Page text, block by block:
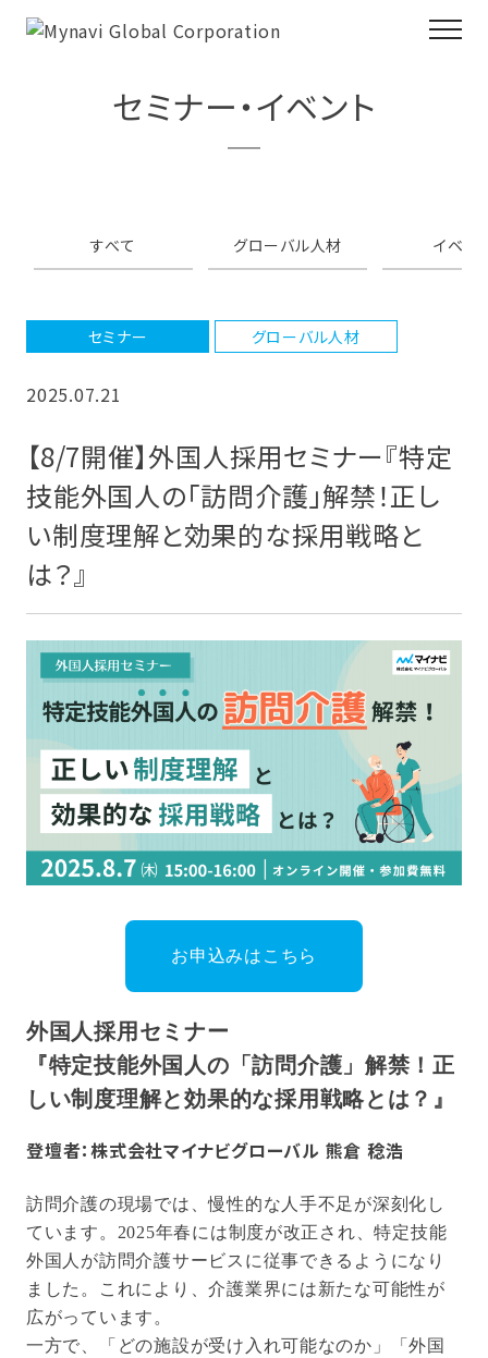
セミナー・イベント
すべて グローバル人材 イベン
セミナー グローバル人材
2025.07.21
【8/7開催】外国人採用セミナー『特定
技能外国人の「訪問介護」解禁！正し
い制度理解と効果的な採用戦略と
は？』
お申込みはこちら
外国人採用セミナー
『特定技能外国人の「訪問介護」解禁！正
しい制度理解と効果的な採用戦略とは？』
登壇者：株式会社マイナビグローバル 熊倉 稔浩
訪問介護の現場では、慢性的な人手不足が深刻化し
ています。2025年春には制度が改正され、特定技能
外国人が訪問介護サービスに従事できるようになり
ました。これにより、介護業界には新たな可能性が
広がっています。
一方で、「どの施設が受け入れ可能なのか」「外国